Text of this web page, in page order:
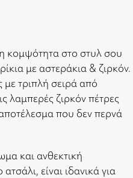
κομψότητα στο στυλ σου
με αστεράκια & ζιρκόν.
τριπλή σειρά από
λαμπερές ζιρκόν πέτρες
που δεν περνά
και ανθεκτική
είναι ιδανικά για